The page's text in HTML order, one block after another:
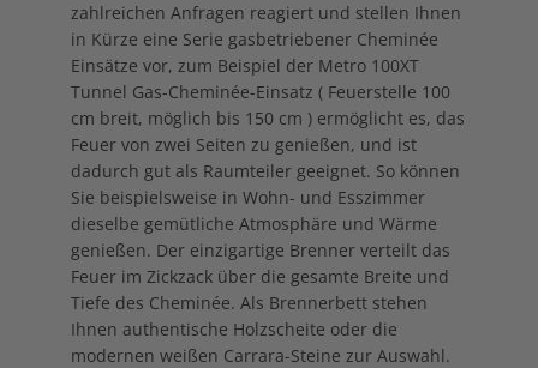
zahlreichen Anfragen reagiert und stellen Ihnen
in Kürze eine Serie gasbetriebener Cheminée
Einsätze vor, zum Beispiel der Metro 100XT
Tunnel Gas-Cheminée-Einsatz ( Feuerstelle 100
cm breit, möglich bis 150 cm ) ermöglicht es, das
Feuer von zwei Seiten zu genießen, und ist
dadurch gut als Raumteiler geeignet. So können
Sie beispielsweise in Wohn- und Esszimmer
dieselbe gemütliche Atmosphäre und Wärme
genießen. Der einzigartige Brenner verteilt das
Feuer im Zickzack über die gesamte Breite und
Tiefe des Cheminée. Als Brennerbett stehen
Ihnen authentische Holzscheite oder die
modernen weißen Carrara-Steine zur Auswahl.